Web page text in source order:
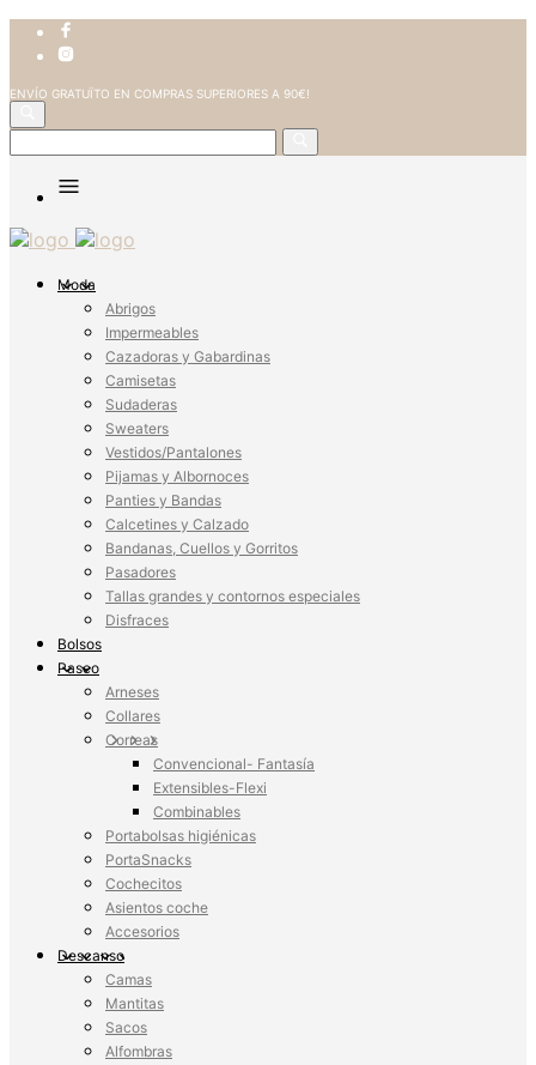
ENVÍO GRATUÏTO EN COMPRAS SUPERIORES A 90€!
Moda
Abrigos
Impermeables
Cazadoras y Gabardinas
Camisetas
Sudaderas
Sweaters
Vestidos/Pantalones
Pijamas y Albornoces
Panties y Bandas
Calcetines y Calzado
Bandanas, Cuellos y Gorritos
Pasadores
Tallas grandes y contornos especiales
Disfraces
Bolsos
Paseo
Arneses
Collares
Correas
Convencional- Fantasía
Extensibles-Flexi
Combinables
Portabolsas higiénicas
PortaSnacks
Cochecitos
Asientos coche
Accesorios
Descanso
Camas
Mantitas
Sacos
Alfombras